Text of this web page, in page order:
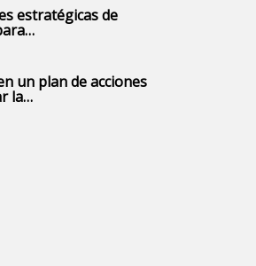
estratégicas de
un plan de acciones
la…